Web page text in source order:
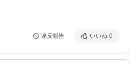
違反報告 いいね 0